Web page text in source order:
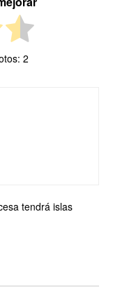
2
tendrá islas